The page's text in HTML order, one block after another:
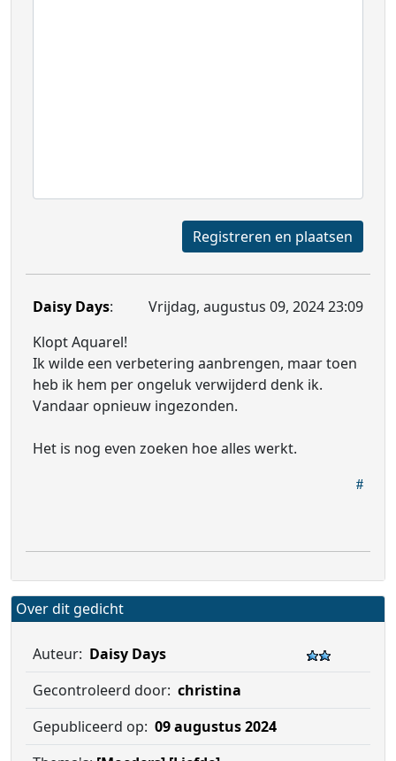
Registreren en plaatsen
Daisy Days:
Vrijdag, augustus 09, 2024 23:09
Klopt Aquarel!
Ik wilde een verbetering aanbrengen, maar toen
heb ik hem per ongeluk verwijderd denk ik.
Vandaar opnieuw ingezonden.
Het is nog even zoeken hoe alles werkt.
Over dit gedicht
Auteur: Daisy Days
Gecontroleerd door: christina
Gepubliceerd op: 09 augustus 2024